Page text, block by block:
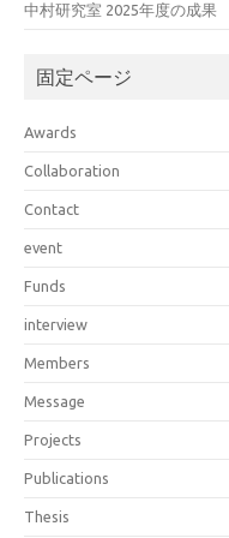
中村研究室 2025年度の成果
固定ページ
Awards
Collaboration
Contact
event
Funds
interview
Members
Message
Projects
Publications
Thesis